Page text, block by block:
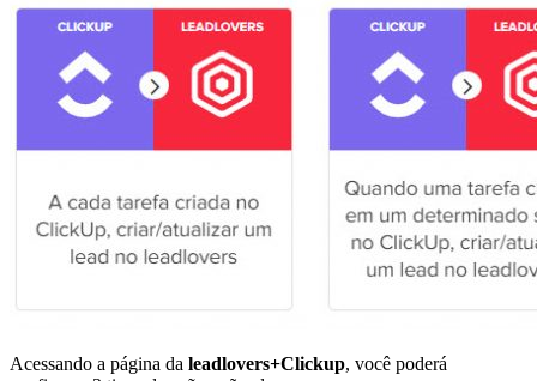
Acessando a página da leadlovers+Clickup, você poderá